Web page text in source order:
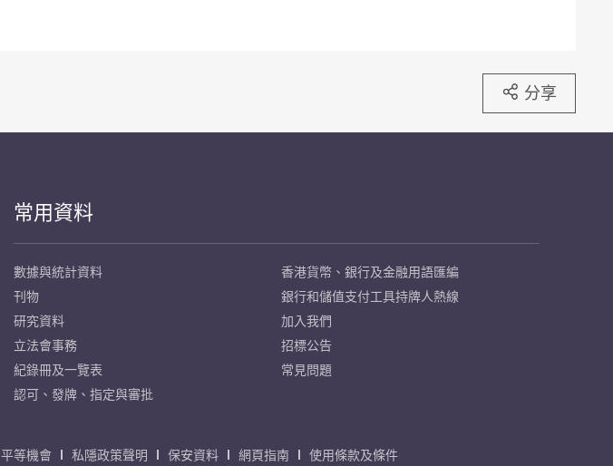
分享
常用資料
數據與統計資料
刊物
研究資料
立法會事務
紀錄冊及一覽表
認可、發牌、指定與審批
香港貨幣、銀行及金融用語匯編
銀行和儲值支付工具持牌人熱線
加入我們
招標公告
常見問題
平等機會 私隱政策聲明 保安資料 網頁指南 使用條款及條件